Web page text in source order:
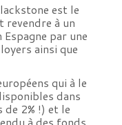
est le
revendre à un
par une
ainsi que
qui à le
dans
2% !) et le
à des fonds